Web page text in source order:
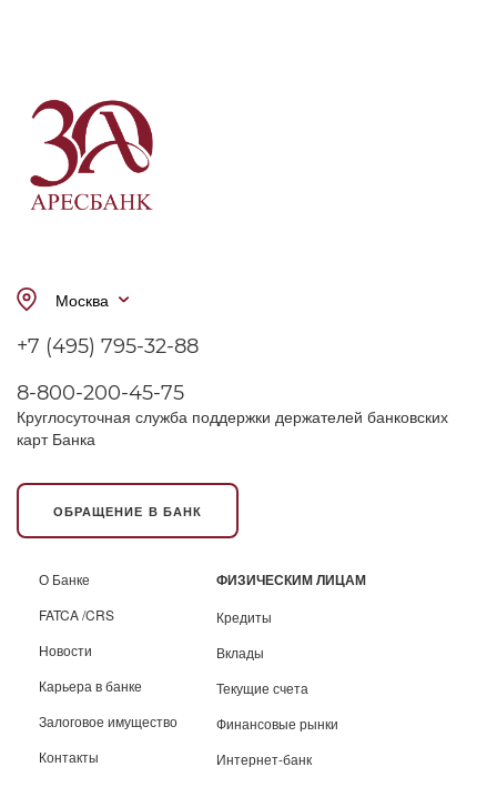
Москва
+7 (495) 795-32-88
8-800-200-45-75
Круглосуточная служба поддержки держателей банковских
карт Банка
ОБРАЩЕНИЕ В БАНК
О Банке
FATCA /CRS
Новости
Карьера в банке
Залоговое имущество
Контакты
ФИЗИЧЕСКИМ ЛИЦАМ
Кредиты
Вклады
Текущие счета
Финансовые рынки
Интернет-банк